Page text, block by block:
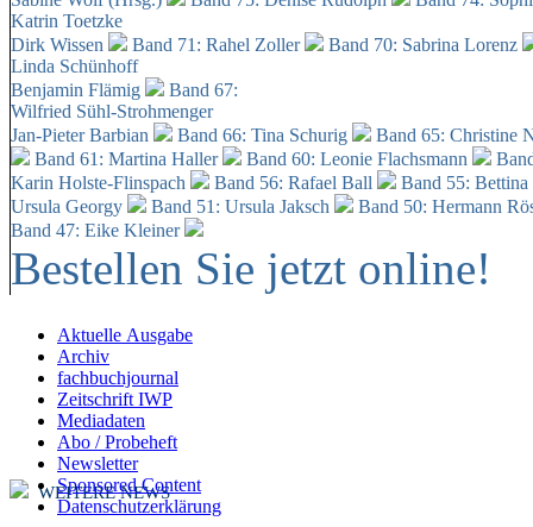
Katrin Toetzke
Dirk Wissen
Band 71: Rahel Zoller
Band 70: Sabrina Lorenz
Linda Schünhoff
Benjamin Flämig
Band 67:
Wilfried Sühl-Strohmenger
Jan-Pieter Barbian
Band 66: Tina Schurig
Band 65: Christine
Band 61: Martina Haller
Band 60: Leonie Flachsmann
Karin Holste-Flinspach
Band 56: Rafael Ball
Band 55:
Ursula Georgy
Band 51: Ursula Jaksch Band 50: Hermann
Band 47: Eike Kleiner
Bestellen Sie jetzt online!
Aktuelle Ausgabe
Archiv
fachbuchjournal
Zeitschrift IWP
Mediadaten
Abo / Probeheft
Newsletter
Sponsored Content
Datenschutzerklärung
WEITERE NEWS